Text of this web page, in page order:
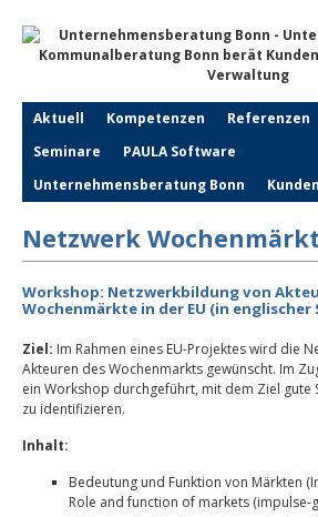
Aktuell Kompetenzen Referenzen
Seminare
PAULA Software
Unternehmensberatung Bonn
Netzwerk
Workshop: Netzwerkbildung von
Wochenmärkte in der EU (in englischer
Ziel: Im Rahmen eines EU-Projektes wird die
Akteuren des Wochenmarkts gewünscht. Im
ein Workshop durchgeführt, mit dem Ziel gute
zu identifizieren.
Inhalt:
Bedeutung und Funktion von Märkten
Role and function of markets (impulse-